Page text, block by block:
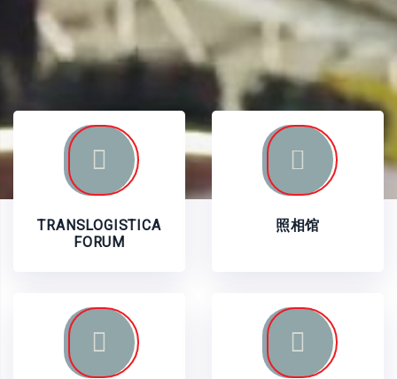
TRANSLOGISTICA
FORUM
照相馆